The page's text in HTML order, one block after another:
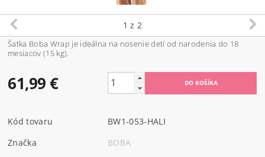
1 z 2
Šatka Boba Wrap je ideálna na nosenie detí od narodenia do 18
mesiacov (15 kg).
61,99 €
Kód tovaru
BW1-053-HALI
Značka
BOBA